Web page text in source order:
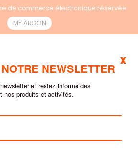
de commerce électronique réservée
MY.ARGON
évolution technologique
croissante des
NEWSLETTER
et restez informé des
nos produits et activités.
x